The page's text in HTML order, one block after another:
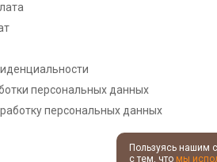
персональных данных
персональных данных
Пользуясь нашим
с тем, что мы